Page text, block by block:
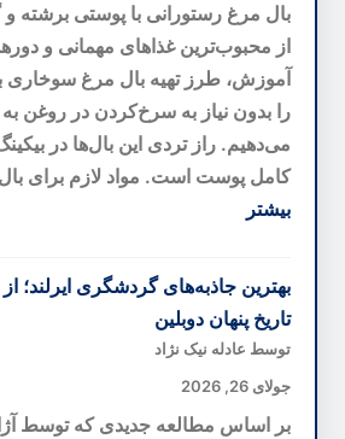
را
بزرگ‌تر
نشان
می‌دهند؛
رازهای
دکوراسیون
برای
کوچک
بال مرغ رستورانی با پوستی برشته و
از محبوب‌ترین غذاهای مهمانی و
آموزش، طرز تهیه بال مرغ سوخاری
را بدون نیاز به سرخ‌کردن در روغن
می‌دهیم. راز تردی این بال‌ها در
کامل پوست است. مواد لازم برای
بیشتر
تهیه
بال
مرغ
بهترین جاذبه‌های گردشگری ایرلند؛
تاریخ پنهان دوبلین
توسط عادله نیک نژاد
جولای 26, 2026
بر اساس مطالعه جدیدی که توسط